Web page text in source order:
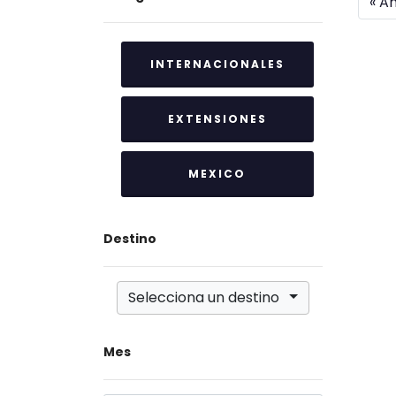
INTERNACIONALES
EXTENSIONES
MEXICO
Destino
Selecciona un destino
Mes